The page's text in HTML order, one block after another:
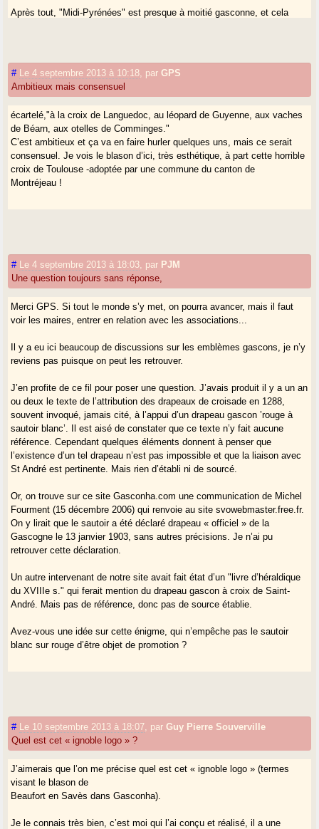
Après tout, "Midi-Pyrénées" est presque à moitié gasconne, et cela
consorts).
gasconne d’or sur champ de gueules." On ne changerait même pas les
couleurs !
Mais qui décide de ces choses ? C’est comme la pluie, ça tombe d’en
haut.
# Le 4 septembre 2013 à 10:18 parGPS
Ambitieux mais consensuel
écartelé,"à la croix de Languedoc, au léopard de Guyenne, aux vaches
de Béarn, aux otelles de Comminges."
C’est ambitieux et ça va en faire hurler quelques uns, mais ce serait
consensuel. Je vois le blason d’ici, très esthétique, à part cette horrible
croix de Toulouse -adoptée par une commune du canton de
Montréjeau !
# Le 4 septembre 2013 à 18:03 par PJM
Une question toujours sans réponse,
Merci GPS. Si tout le monde s’y met, on pourra avancer, mais il faut
voir les maires, entrer en relation avec les associations...
Il y a eu ici beaucoup de discussions sur les emblèmes gascons, je n’y
reviens pas puisque on peut les retrouver.
J’en profite de ce fil pour poser une question. J’avais produit il y a un an
ou deux le texte de l’attribution des drapeaux de croisade en 1288,
souvent invoqué, jamais cité, à l’appui d’un drapeau gascon ’rouge à
sautoir blanc’. Il est aisé de constater que ce texte n’y fait aucune
référence. Cependant quelques éléments donnent à penser que
l’existence d’un tel drapeau n’est pas impossible et que la liaison avec
St André est pertinente. Mais rien d’établi ni de sourcé.
Or, on trouve sur ce site Gasconha.com une communication de Michel
Fourment (15 décembre 2006) qui renvoie au site svowebmaster.free.fr.
On y lirait que le sautoir a été déclaré drapeau « officiel » de la
Gascogne le 13 janvier 1903, sans autres précisions. Je n’ai pu
retrouver cette déclaration.
Un autre intervenant de notre site avait fait état d’un "livre d’héraldique
du XVIIIe s." qui ferait mention du drapeau gascon à croix de Saint-
André. Mais pas de référence, donc pas de source établie.
Avez-vous une idée sur cette énigme, qui n’empêche pas le sautoir
blanc sur rouge d’être objet de promotion ?
# Le 10 septembre 2013 à 18:07 parGuy Pierre Souverville
Quel est cet « ignoble logo » ?
J’aimerais que l’on me précise quel est cet « ignoble logo » (termes
visant le blason de
Beaufort en Savès dans Gasconha).
Je le connais très bien, c’est moi qui l’ai conçu et réalisé, il a une